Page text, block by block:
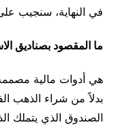
في النهاية، سنجيب
ما المقصود بصناديق
هي أدوات مالية
بدلاً من شراء الذهب
الصندوق الذي يتملك